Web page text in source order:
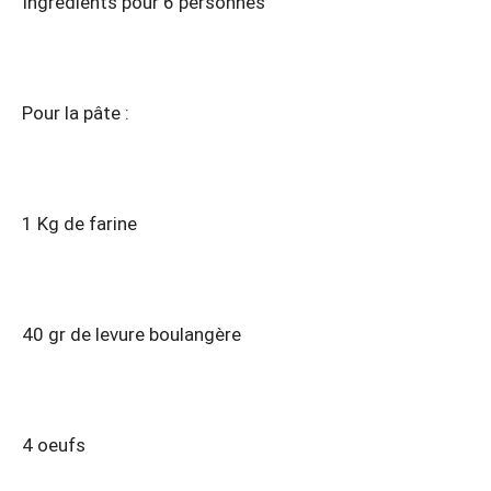
Pour la pâte :
1 Kg de farine
40 gr de levure boulangère
4 oeufs